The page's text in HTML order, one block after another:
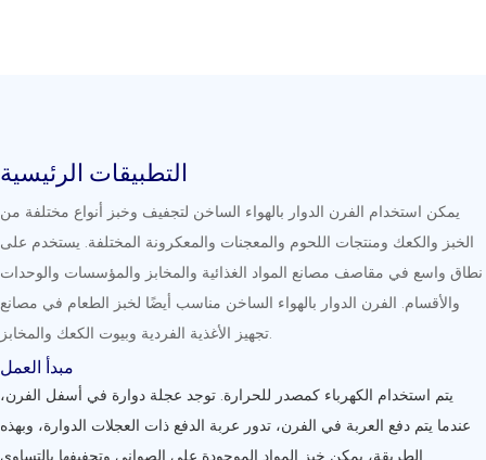
التطبيقات الرئيسية
يمكن استخدام الفرن الدوار بالهواء الساخن لتجفيف وخبز أنواع مختلفة من
الخبز والكعك ومنتجات اللحوم والمعجنات والمعكرونة المختلفة. يستخدم على
نطاق واسع في مقاصف مصانع المواد الغذائية والمخابز والمؤسسات والوحدات
والأقسام. الفرن الدوار بالهواء الساخن مناسب أيضًا لخبز الطعام في مصانع
مبدأ العمل
يتم استخدام الكهرباء كمصدر للحرارة. توجد عجلة دوارة في أسفل الفرن،
عندما يتم دفع العربة في الفرن، تدور عربة الدفع ذات العجلات الدوارة، وبهذه